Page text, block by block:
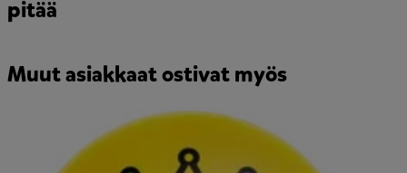
pitää
Muut asiakkaat ostivat myös